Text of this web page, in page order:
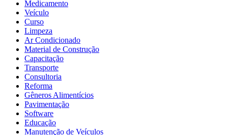
Medicamento
Veículo
Curso
Limpeza
Ar Condicionado
Material de Construção
Capacitação
Transporte
Consultoria
Reforma
Gêneros Alimentícios
Pavimentação
Software
Educação
Manutenção de Veículos